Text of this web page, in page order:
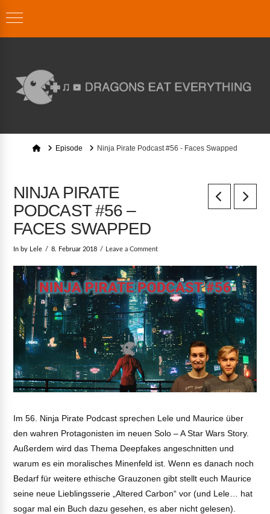
HomeEpisode Ninja Pirate Podcast #56 - Faces Swapped
NINJA PIRATE
PODCAST #56 –
FACES SWAPPED
In by Lele 8. Februar 2018 Leave a Comment
Im 56. Ninja Pirate Podcast sprechen Lele und Maurice über
den wahren Protagonisten im neuen Solo – A Star Wars Story.
Außerdem wird das Thema Deepfakes angeschnitten und
warum es ein moralisches Minenfeld ist. Wenn es danach noch
Bedarf für weitere ethische Grauzonen gibt stellt euch Maurice
seine neue Lieblingsserie „Altered Carbon“ vor (und Lele… hat
sogar mal ein Buch dazu gesehen, es aber nicht gelesen).